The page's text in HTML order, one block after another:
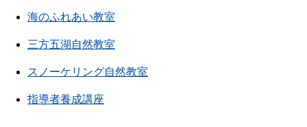
海のふれあい教室
三方五湖自然教室
スノーケリング自然教室
指導者養成講座